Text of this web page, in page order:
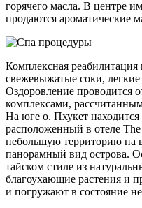
горячего масла. В центре
продаются ароматические
Комплексная реабилитация
свежевыжатые соки,
Оздоровление проводится
комплексами,
На юге о. Пхукет
расположенный в отеле
небольшую территорию на
панорамный вид острова.
тайском стиле из
благоухающие растения и
и погружают в состояние